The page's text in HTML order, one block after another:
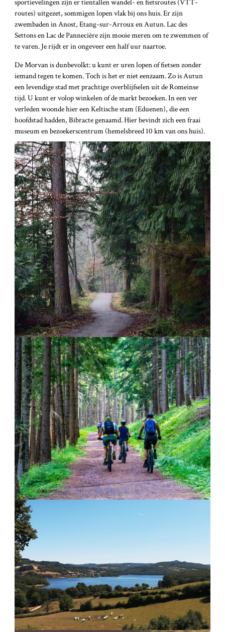
sportievelingen zijn er tientallen wandel- en fietsroutes (VTT-
routes) uitgezet, sommigen lopen vlak bij ons huis. Er zijn
zwembaden in Anost, Etang-sur-Arroux en Autun. Lac des
Settons en Lac de Pannecière zijn mooie meren om te zwemmen of
te varen. Je rijdt er in ongeveer een half uur naartoe.
De Morvan is dunbevolkt: u kunt er uren lopen of fietsen zonder
iemand tegen te komen. Toch is het er niet eenzaam. Zo is Autun
een levendige stad met prachtige overblijfselen uit de Romeinse
tijd. U kunt er volop winkelen of de markt bezoeken. In een ver
verleden woonde hier een Keltische stam (Eduenen), die een
hoofdstad hadden, Bibracte genaamd. Hier bevindt zich een fraai
museum en bezoekerscentrum (hemelsbreed 10 km van ons huis).